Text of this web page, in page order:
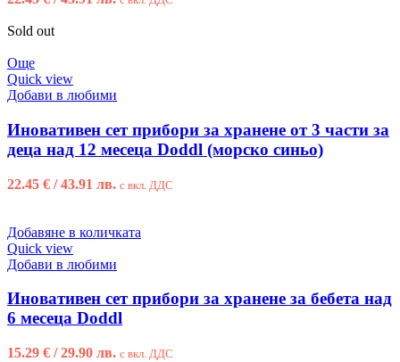
Sold out
Още
Quick view
Добави в любими
Иновативен сет прибори за хранене от 3 части за
деца над 12 месеца Doddl (морско синьо)
22.45 € / 43.91 лв. с вкл. ДДС
Добавяне в количката
Quick view
Добави в любими
Иновативен сет прибори за хранене за бебета над
6 месеца Doddl
15.29 € / 29.90 лв. с вкл. ДДС